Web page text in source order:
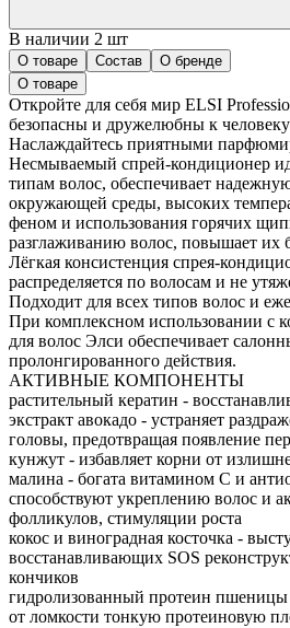
В наличии 2 шт
О товаре Состав
О бренде
О товаре
Откройте для себя мир ELSI
безопасны и дружелюбны к
Наслаждайтесь приятными
Несмываемый спрей-кондиционер
типам волос, обеспечивает
окружающей среды, высоких
феном и использования горячих
разглаживанию волос, повышает их
Лёгкая консистенция спрея-
распределяется по волосам и не
Подходит для всех типов волос и
При комплексном использовании с
для волос Элси обеспечивает
пролонгированного действия.
АКТИВНЫЕ КОМПОНЕНТЫ
растительный кератин -
экстракт авокадо - устраняет
головы, предотвращая появление
кунжут - избавляет корни от
малина - богата витамином С и
способствуют укреплению волос и
фолликулов, стимуляции роста
кокос и виноградная косточка -
восстанавливающих SOS
кончиков
гидролизованный протеин
от ломкости тонкую протеиновую